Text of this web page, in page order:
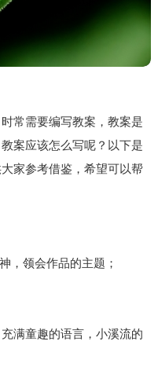
常需要编写教案，教案是
案应该怎么写呢？以下是
家参考借鉴，希望可以帮
，领会作品的主题；
满童趣的语言，小溪流的